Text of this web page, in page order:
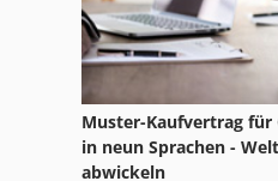
Muster-Kaufvertrag für
in neun Sprachen -
abwickeln